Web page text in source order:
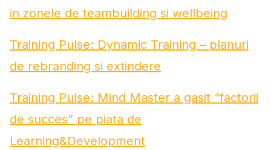
in zonele de teambuilding si wellbeing
Training Pulse: Dynamic Training – planuri
de rebranding si extindere
Training Pulse: Mind Master a gasit “factorii
de succes” pe piata de
Learning&Development